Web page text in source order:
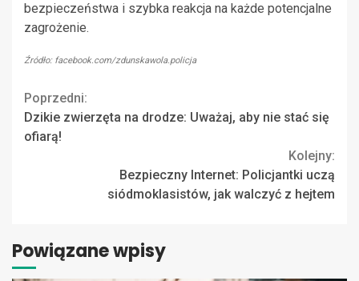
bezpieczeństwa i szybka reakcja na każde potencjalne
zagrożenie.
Źródło: facebook.com/zdunskawola.policja
Continue
Reading
Poprzedni:
Dzikie zwierzęta na drodze: Uważaj, aby nie stać się
ofiarą!
Kolejny:
Bezpieczny Internet: Policjantki uczą
siódmoklasistów, jak walczyć z hejtem
Powiązane wpisy